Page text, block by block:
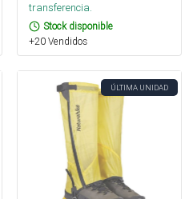
transferencia.
Stock disponible
+20 Vendidos
ÚLTIMA UNIDAD